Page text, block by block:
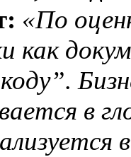
«По
как
в